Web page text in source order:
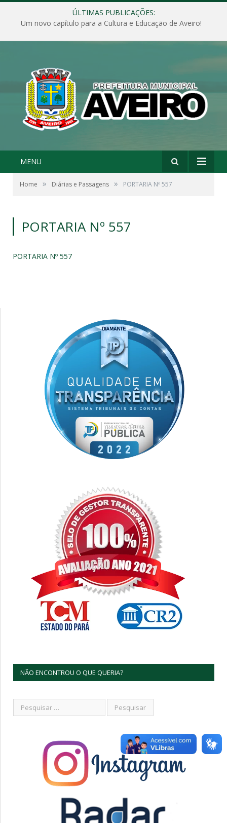
ÚLTIMAS PUBLICAÇÕES:
Um novo capítulo para a Cultura e Educação de Aveiro!
MENU
Home » Diárias e Passagens » PORTARIA Nº 557
PORTARIA Nº 557
PORTARIA Nº 557
NÃO ENCONTROU O QUE QUERIA?